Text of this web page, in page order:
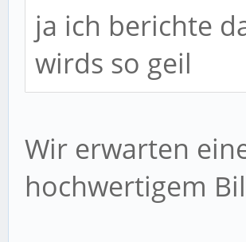
ja ich berichte
wirds so geil
Wir erwarten
hochwertigem